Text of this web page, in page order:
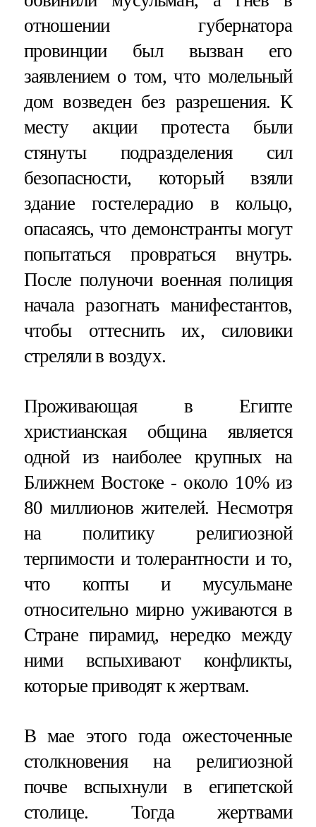
отношении губернатора
провинции был вызван его
заявлением о том, что молельный
дом возведен без разрешения. К
месту акции протеста были
стянуты подразделения сил
безопасности, который взяли
здание гостелерадио в кольцо,
опасаясь, что демонстранты могут
попытаться провраться внутрь.
После полуночи военная полиция
начала разогнать манифестантов,
чтобы оттеснить их, силовики
стреляли в воздух.
Проживающая в Египте
христианская община является
одной из наиболее крупных на
Ближнем Востоке - около 10% из
80 миллионов жителей. Несмотря
на политику религиозной
терпимости и толерантности и то,
что копты и мусульмане
относительно мирно уживаются в
Стране пирамид, нередко между
ними вспыхивают конфликты,
которые приводят к жертвам.
В мае этого года ожесточенные
столкновения на религиозной
почве вспыхнули в египетской
столице. Тогда жертвами